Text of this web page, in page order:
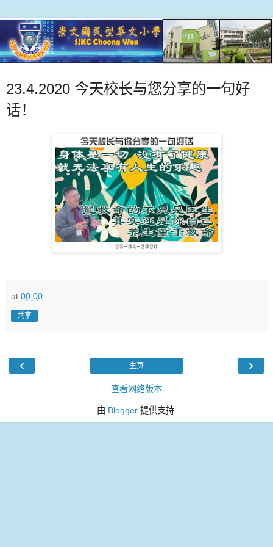
23.4.2020 今天校长与您分享的一句好
话！
at 00:00
共享
‹ ›
主页
查看网络版本
由 Blogger提供支持.